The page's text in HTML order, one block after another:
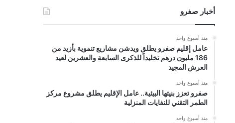
أخبار صفرو
منذ أسبوع واحد
عامل إقليم صفرو يطلق ويدشن مشاريع تنموية بأزيد من
186 مليون درهم تخليداً للذكرى السابعة والعشرين لعيد
العرش المجيد
منذ أسبوع واحد
صفرو تعزز بنيتها البيئية.. عامل الإقليم يطلق مشروع مركز
الطمر التقني للنفايات المنزلية
منذ أسبوع واحد